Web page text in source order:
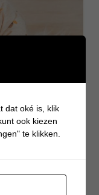
jouw kleintje
dat oké is, klik
ook kiezen
te klikken.